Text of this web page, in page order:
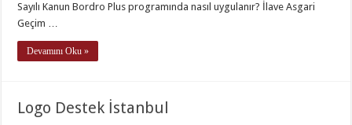
Sayılı Kanun Bordro Plus programında nasıl uygulanır? İlave Asgari
Geçim …
Devamını Oku »
Logo Destek İstanbul